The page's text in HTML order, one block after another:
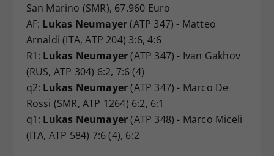
San Marino (SMR), 67.960 Euro
AF: Lukas Neumayer(ATP 347) - Matteo
Arnaldi (ITA, ATP 204) 3:6, 4:6
R1: Lukas Neumayer(ATP 347) - Ivan Gakhov
(RUS, ATP 304) 6:2, 7:6 (4)
q2: Lukas Neumayer(ATP 347) - Marco De
Rossi (SMR, ATP 1264) 6:2, 6:1
q1: Lukas Neumayer(ATP 348) - Marco Miceli
(ITA, ATP 584) 7:6 (4), 6:2